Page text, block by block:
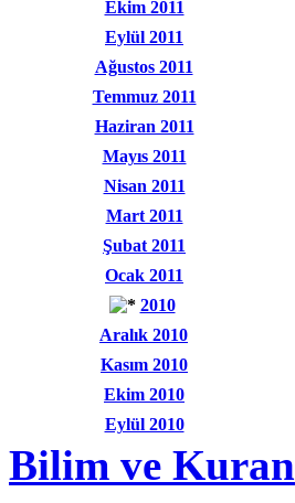
Ekim 2011
Eylül 2011
Ağustos 2011
Temmuz 2011
Haziran 2011
Mayıs 2011
Nisan 2011
Mart 2011
Şubat 2011
Ocak 2011
2010
Aralık 2010
Kasım 2010
Ekim 2010
Eylül 2010
Bilim ve Kuran